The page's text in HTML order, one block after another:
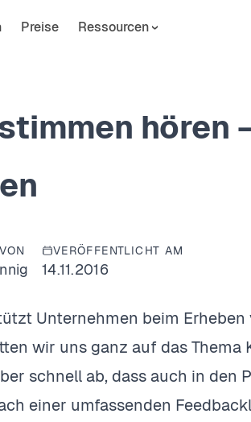
Preise Ressourcen
hören
VERÖFFENTLICHT AM
14.11.2016
Unternehmen beim
wir uns ganz auf das Thema
schnell ab, dass auch in den
einer umfassenden